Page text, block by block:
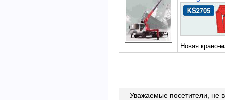
Новая крано-
Уважаемые посетители, не